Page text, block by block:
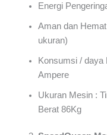
Energi
Aman dan
ukuran)
Konsumsi / daya
Ampere
Ukuran Mesin :
Berat 86Kg